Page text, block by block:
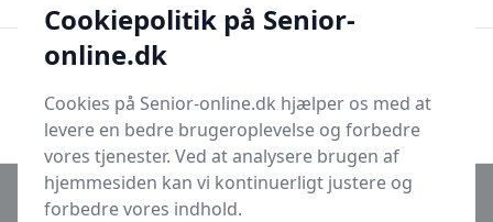
Søg
Cookiepolitik på Senior-
online.dk
Cookies på Senior-online.dk hjælper os med at
levere en bedre brugeroplevelse og forbedre
vores tjenester. Ved at analysere brugen af
hjemmesiden kan vi kontinuerligt justere og
forbedre vores indhold.